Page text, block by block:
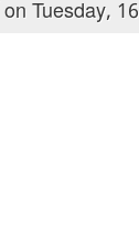
on Tuesday,